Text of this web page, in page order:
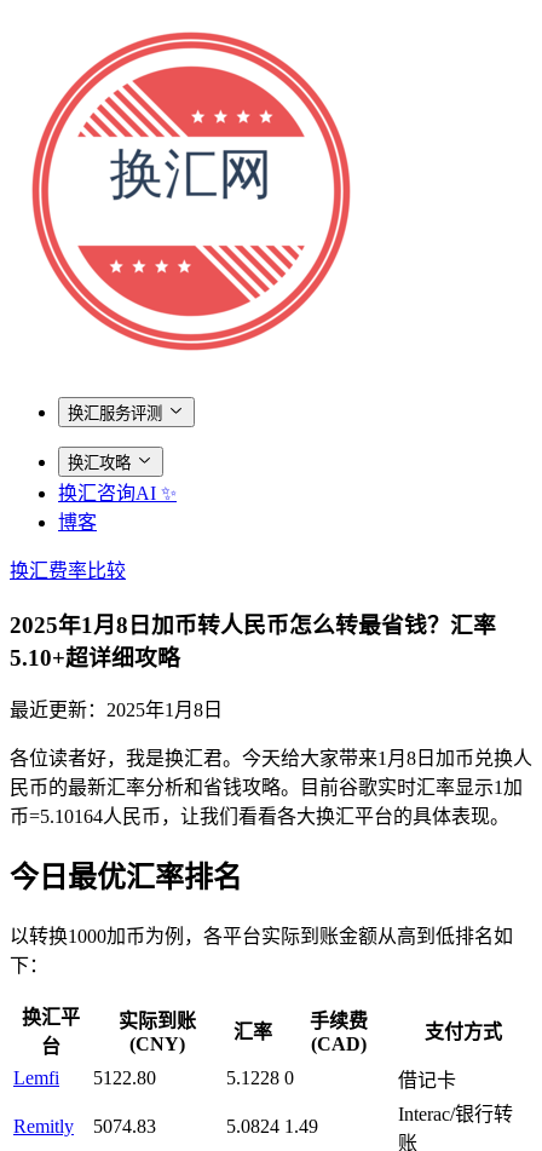
换汇服务评测
换汇攻略
换汇咨询AI ✨
博客
换汇费率比较
2025年1月8日加币转人民币怎么转最省钱？汇率
5.10+超详细攻略
最近更新： 2025年1月8日
各位读者好，我是换汇君。今天给大家带来1月8日加币兑换人
民币的最新汇率分析和省钱攻略。目前谷歌实时汇率显示1加
币=5.10164人民币，让我们看看各大换汇平台的具体表现。
今日最优汇率排名
以转换1000加币为例，各平台实际到账金额从高到低排名如
下：
换汇平
台
实际到账
(CNY)
汇率
手续费
(CAD)
支付方式
Lemfi 5122.80 5.1228 0 借记卡
Remitly 5074.83 5.0824 1.49
Interac/银行转
账